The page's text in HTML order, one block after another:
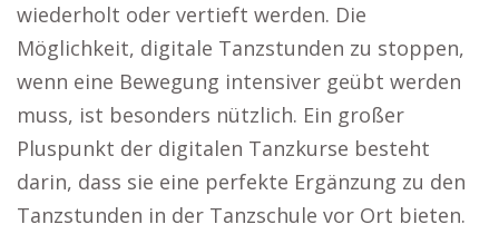
wiederholt oder vertieft werden. Die
Möglichkeit, digitale Tanzstunden zu stoppen,
wenn eine Bewegung intensiver geübt werden
muss, ist besonders nützlich. Ein großer
Pluspunkt der digitalen Tanzkurse besteht
darin, dass sie eine perfekte Ergänzung zu den
Tanzstunden in der Tanzschule vor Ort bieten.